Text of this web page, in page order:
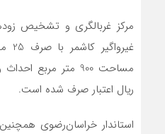
مرکز غربالگری و تشخیص
ریال اعتبار صرف شده است.
استاندار خراسان‌رضوی